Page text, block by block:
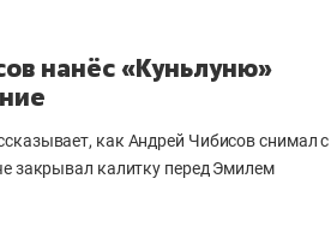
нанёс «Куньлуню»
как Андрей Чибисов снимал с
закрывал калитку перед Эмилем